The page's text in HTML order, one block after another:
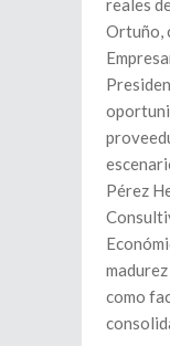
reales
Ortuño,
Pérez
como